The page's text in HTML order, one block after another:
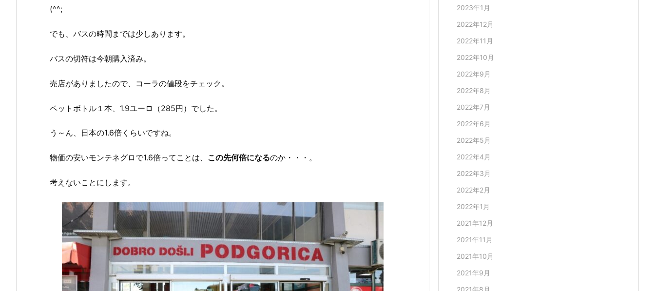
(^^;
でも、バスの時間までは少しあります。
バスの切符は今朝購入済み。
売店がありましたので、コーラの値段をチェック。
ペットボトル１本、1.9ユーロ（285円）でした。
う～ん、日本の1.6倍くらいですね。
物価の安いモンテネグロで1.6倍ってことは、 この先何倍になるのか・・・。
考えないことにします。
2023年1月
2022年12月
2022年11月
2022年10月
2022年9月
2022年8月
2022年7月
2022年6月
2022年5月
2022年4月
2022年3月
2022年2月
2022年1月
2021年12月
2021年11月
2021年10月
2021年9月
2021年8月